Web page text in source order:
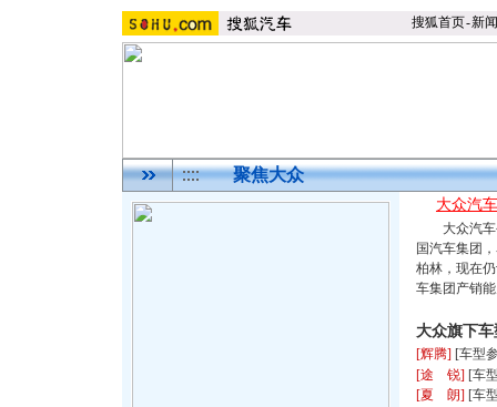
搜狐首页-新闻
聚焦大众
大众汽
大众汽车
国汽车集团
柏林，现在
车集团产销
大众旗下车
[辉腾] [车型
[途 锐] [车
[夏 朗] [车